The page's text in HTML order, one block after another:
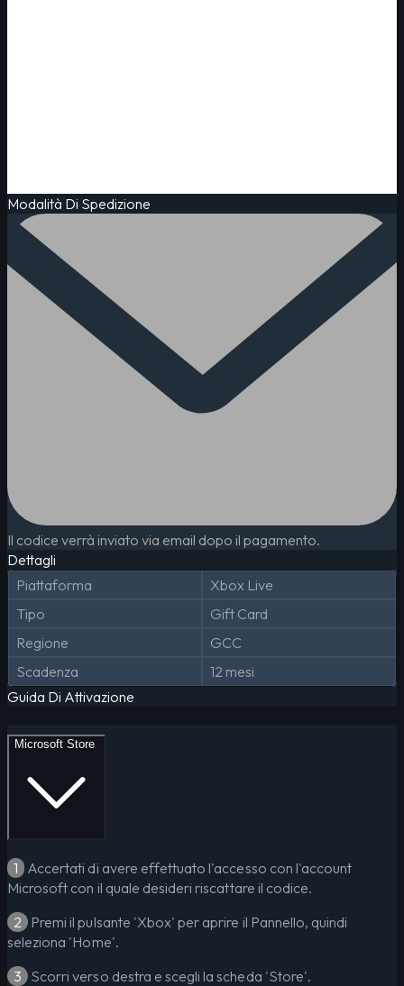
Modalità Di Spedizione
Il codice verrà inviato via email dopo il pagamento.
Dettagli
Piattaforma
Xbox Live
Tipo
Gift Card
Regione
GCC
Scadenza
12 mesi
Guida Di Attivazione
Microsoft Store
1 Accertati di avere effettuato l'accesso con l'account
Microsoft con il quale desideri riscattare il codice.
2 Premi il pulsante 'Xbox' per aprire il Pannello, quindi
seleziona 'Home'.
3 Scorri verso destra e scegli la scheda 'Store'.